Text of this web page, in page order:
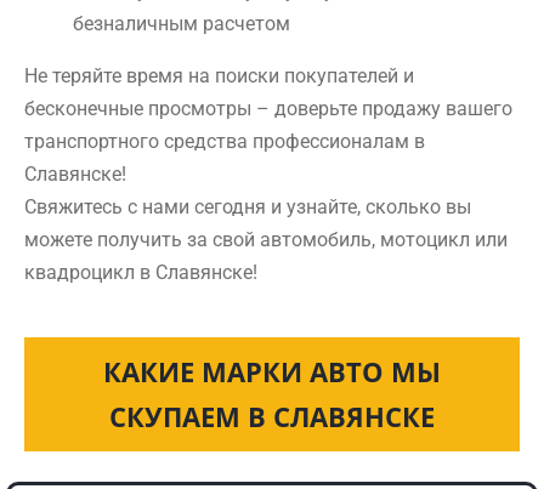
безналичным расчетом
Не теряйте время на поиски покупателей и
бесконечные просмотры – доверьте продажу вашего
транспортного средства профессионалам в
Славянске!
Свяжитесь с нами сегодня и узнайте, сколько вы
можете получить за свой автомобиль, мотоцикл или
квадроцикл в Славянске!
КАКИЕ МАРКИ АВТО МЫ
СКУПАЕМ В СЛАВЯНСКЕ